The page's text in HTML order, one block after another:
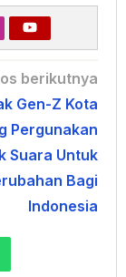
berikutnya
Gen-Z Kota
Pergunakan
Suara Untuk
Bagi
Indonesia